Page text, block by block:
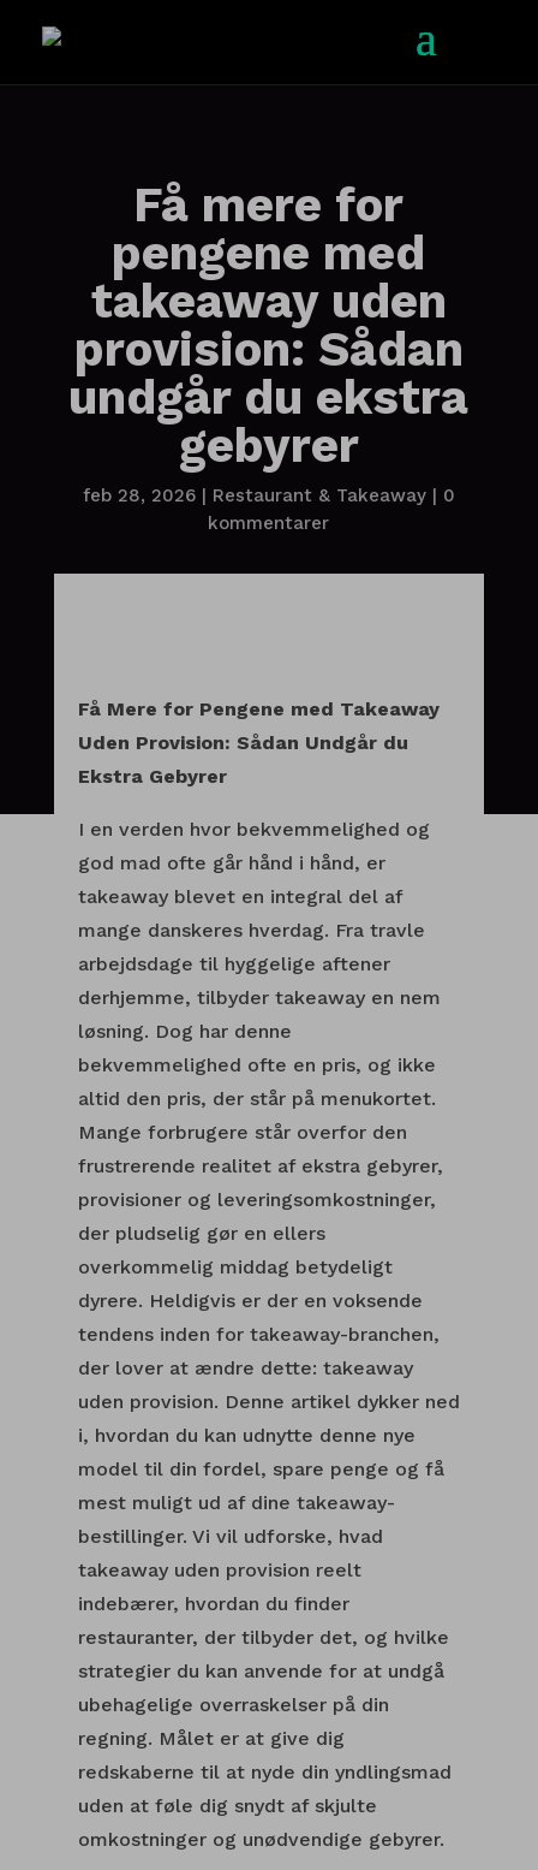
Få mere for
pengene med
takeaway uden
provision: Sådan
undgår du ekstra
gebyrer
feb 28, 2026| Restaurant & Takeaway| 0
kommentarer
Få Mere for Pengene med Takeaway
Uden Provision: Sådan Undgår du
Ekstra Gebyrer
I en verden hvor bekvemmelighed og
god mad ofte går hånd i hånd, er
takeaway blevet en integral del af
mange danskeres hverdag. Fra travle
arbejdsdage til hyggelige aftener
derhjemme, tilbyder takeaway en nem
løsning. Dog har denne
bekvemmelighed ofte en pris, og ikke
altid den pris, der står på menukortet.
Mange forbrugere står overfor den
frustrerende realitet af ekstra gebyrer,
provisioner og leveringsomkostninger,
der pludselig gør en ellers
overkommelig middag betydeligt
dyrere. Heldigvis er der en voksende
tendens inden for takeaway-branchen,
der lover at ændre dette: takeaway
uden provision. Denne artikel dykker ned
i, hvordan du kan udnytte denne nye
model til din fordel, spare penge og få
mest muligt ud af dine takeaway-
bestillinger. Vi vil udforske, hvad
takeaway uden provision reelt
indebærer, hvordan du finder
restauranter, der tilbyder det, og hvilke
strategier du kan anvende for at undgå
ubehagelige overraskelser på din
regning. Målet er at give dig
redskaberne til at nyde din yndlingsmad
uden at føle dig snydt af skjulte
omkostninger og unødvendige gebyrer.